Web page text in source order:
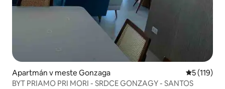
Apartmán v meste Gonzaga Priemerné
5 (119)
BYT PRIAMO PRI MORI - SRDCE GONZAGY - SANTOS